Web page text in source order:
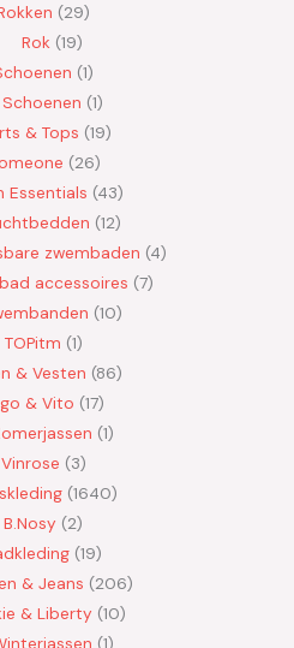
29
Rok 19
1
Schoenen 1
& Tops 19
26
Essentials 43
12
zwembaden 4
accessoires 7
10
TOPitm 1
& Vesten 86
& Vito 17
1
Vinrose 3
1640
B.Nosy
2
19
& Jeans
206
& Liberty 10
1